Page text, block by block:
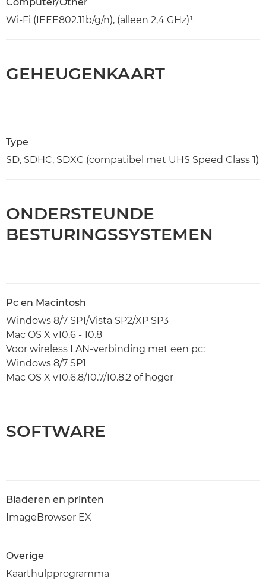
Wi-Fi (IEEE802.11b/g/n), (alleen 2,4 GHz)¹
GEHEUGENKAART
Type
SD, SDHC, SDXC (compatibel met UHS Speed Class 1)
ONDERSTEUNDE
BESTURINGSSYSTEMEN
Pc en Macintosh
Windows 8/7 SP1/Vista SP2/XP SP3
Mac OS X v10.6 - 10.8
Voor wireless LAN-verbinding met een pc:
Windows 8/7 SP1
Mac OS X v10.6.8/10.7/10.8.2 of hoger
SOFTWARE
Bladeren en printen
ImageBrowser EX
Overige
Kaarthulpprogramma